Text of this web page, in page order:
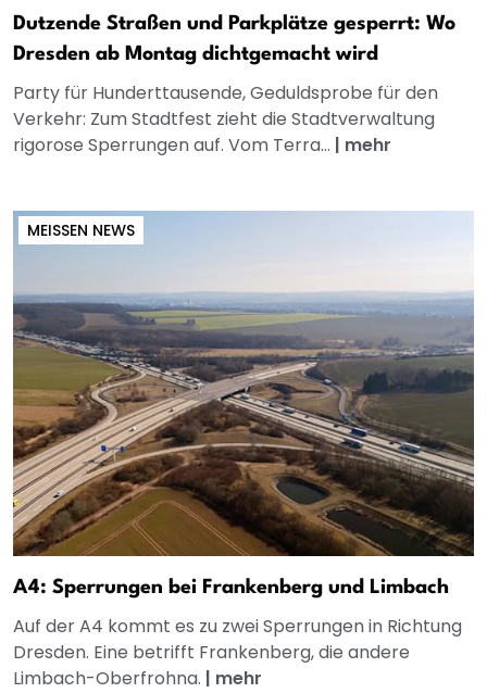
Dutzende Straßen und Parkplätze gesperrt: Wo
Dresden ab Montag dichtgemacht wird
Party für Hunderttausende, Geduldsprobe für den
Verkehr: Zum Stadtfest zieht die Stadtverwaltung
rigorose Sperrungen auf. Vom Terra... | mehr
MEISSEN NEWS
A4: Sperrungen bei Frankenberg und Limbach
Auf der A4 kommt es zu zwei Sperrungen in Richtung
Dresden. Eine betrifft Frankenberg, die andere
Limbach-Oberfrohna. | mehr